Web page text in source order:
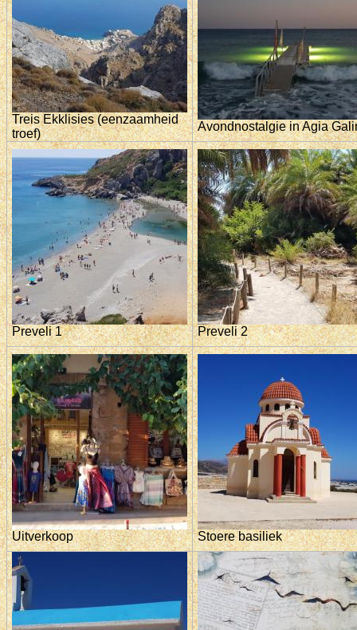
Treis Ekklisies (eenzaamheid
troef)
Avondnostalgie in Agia
Preveli 1 Preveli 2
Uitverkoop Stoere basiliek